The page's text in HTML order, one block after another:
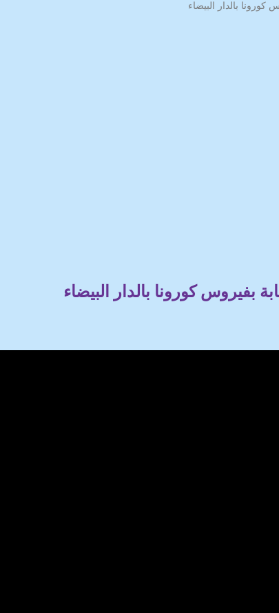
بالدار البيضاء
بفيروس كورونا بالدار البيضاء